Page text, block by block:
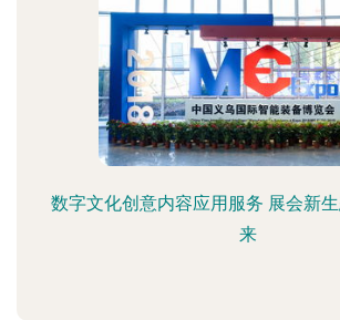
数字文化创意内容应用服务 展会新
来